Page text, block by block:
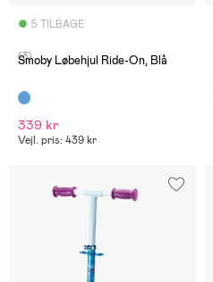
5 TILBAGE
(3)
Smoby Løbehjul Ride-On, Blå
339 kr
Vejl. pris: 439 kr